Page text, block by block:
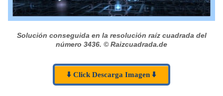
Solución conseguida en la resolución raíz cuadrada del
número 3436. © Raizcuadrada.de
⬇️ Click Descarga Imagen ⬇️